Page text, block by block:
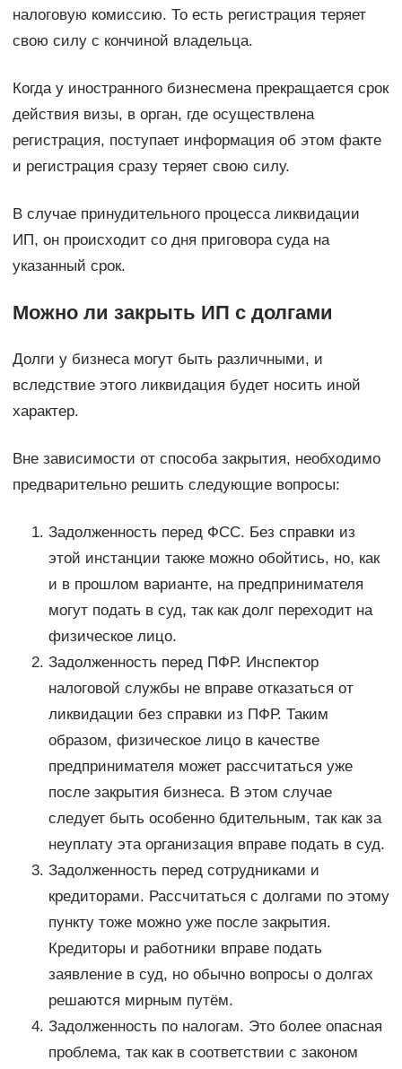
налоговую комиссию. То есть регистрация теряет
свою силу с кончиной владельца.
Когда у иностранного бизнесмена прекращается срок
действия визы, в орган, где осуществлена
регистрация, поступает информация об этом факте
и регистрация сразу теряет свою силу.
В случае принудительного процесса ликвидации
ИП, он происходит со дня приговора суда на
указанный срок.
Можно ли закрыть ИП с долгами
Долги у бизнеса могут быть различными, и
вследствие этого ликвидация будет носить иной
характер.
Вне зависимости от способа закрытия, необходимо
предварительно решить следующие вопросы:
Задолженность перед ФСС. Без справки из
этой инстанции также можно обойтись, но, как
и в прошлом варианте, на предпринимателя
могут подать в суд, так как долг переходит на
физическое лицо.
Задолженность перед ПФР. Инспектор
налоговой службы не вправе отказаться от
ликвидации без справки из ПФР. Таким
образом, физическое лицо в качестве
предпринимателя может рассчитаться уже
после закрытия бизнеса. В этом случае
следует быть особенно бдительным, так как за
неуплату эта организация вправе подать в суд.
Задолженность перед сотрудниками и
кредиторами. Рассчитаться с долгами по этому
пункту тоже можно уже после закрытия.
Кредиторы и работники вправе подать
заявление в суд, но обычно вопросы о долгах
решаются мирным путём.
Задолженность по налогам. Это более опасная
проблема, так как в соответствии с законом